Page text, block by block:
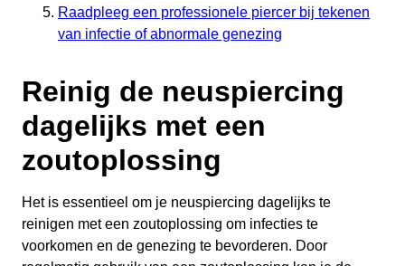
Raadpleeg een professionele piercer bij tekenen
van infectie of abnormale genezing
Reinig de neuspiercing
dagelijks met een
zoutoplossing
Het is essentieel om je neuspiercing dagelijks te
reinigen met een zoutoplossing om infecties te
voorkomen en de genezing te bevorderen. Door